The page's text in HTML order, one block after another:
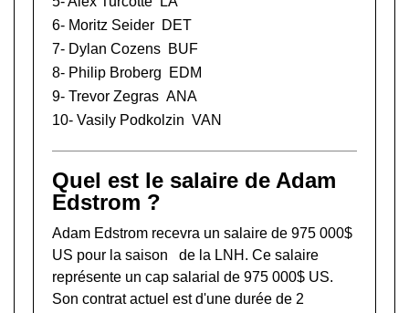
6- Moritz Seider DET
7- Dylan Cozens BUF
8- Philip Broberg
EDM
9- Trevor Zegras ANA
10- Vasily Podkolzin VAN
Quel est le salaire de Adam
Edstrom ?
Adam Edstrom recevra un salaire de 975 000$
US pour la saison de la LNH. Ce salaire
représente un cap salarial de 975 000$ US.
Son contrat actuel est d'une durée de 2